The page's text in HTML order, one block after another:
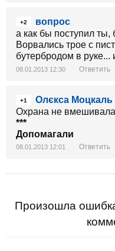
+2
вопрос
а как бы поступил ты,
Ворвались трое с
бутербродом в
08.01.2013 12:30 Ответить
+1
Олєкса Моцкаль
Охрана не
***
Допомагали
08.01.2013 12:01 Ответить
Произошла